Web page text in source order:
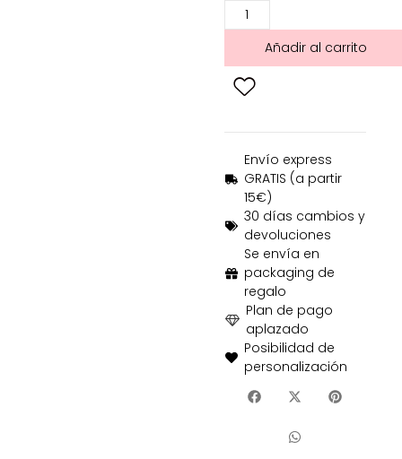
Añadir al carrito
Envío express
GRATIS (a partir
15€)
30 días cambios y
devoluciones
Se envía en
packaging de
regalo
Plan de pago
aplazado
Posibilidad de
personalización